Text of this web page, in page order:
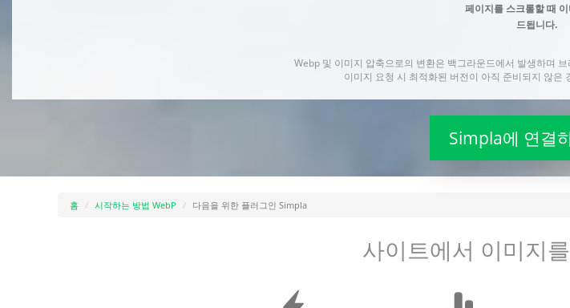
페이지를 스크롤할 때
드됩니다.
Webp 및 이미지 압축으로의 변환은 백그라운드에서 발생하며
이미지 요청 시 최적화된 버전이 아직 준비되지 않은
Simpla에 연결
홈 시작하는 방법 WebP 다음을 위한 플러그인 Simpla
사이트에서 이미지